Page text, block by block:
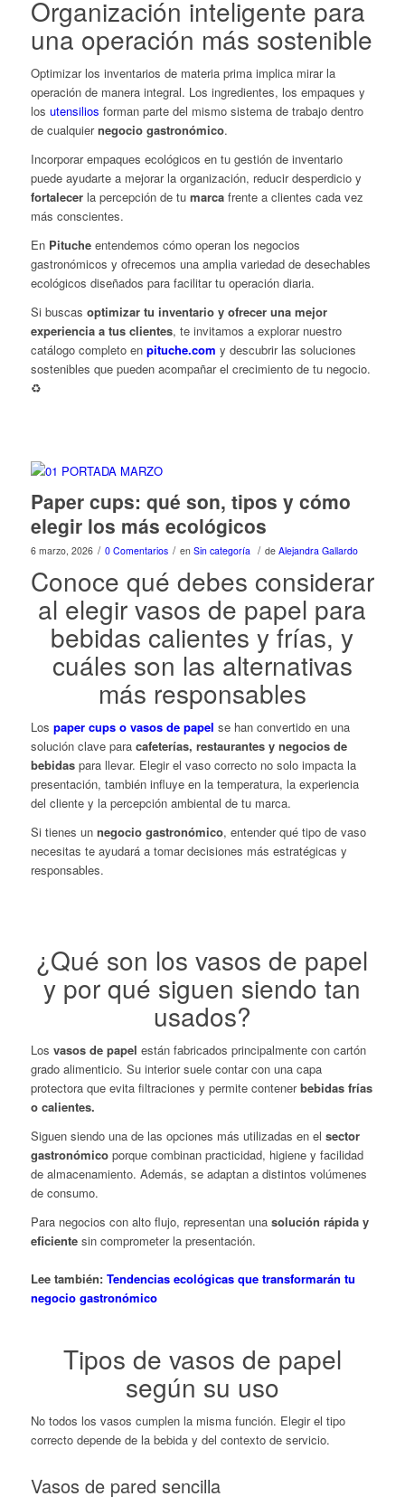
Organización inteligente para
una operación más sostenible
Optimizar los inventarios de materia prima implica mirar la
operación de manera integral. Los ingredientes, los empaques y
los utensilios forman parte del mismo sistema de trabajo dentro
de cualquiernegocio gastronómico.
Incorporar empaques ecológicos en tu gestión de inventario
puede ayudarte a mejorar la organización, reducir desperdicio y
fortalecer la percepción de tu marcafrente a clientes cada vez
más conscientes.
En Pituche entendemos cómo operan los negocios
gastronómicos y ofrecemos una amplia variedad de desechables
ecológicos diseñados para facilitar tu operación diaria.
Si buscas optimizar tu inventario y ofrecer una mejor
experiencia a tus clientes, te invitamos a explorar nuestro
catálogo completo en pituche.com y descubrir las soluciones
sostenibles que pueden acompañar el crecimiento de tu negocio.
♻️
Paper cups: qué son, tipos y cómo
elegir los más ecológicos
6 marzo, 2026 / 0 Comentarios / en Sin categoría / de Alejandra Gallardo
Conoce qué debes considerar
al elegir vasos de papel para
bebidas calientes y frías, y
cuáles son las alternativas
más responsables
Los paper cupso vasos de papel se han convertido en una
solución clave para cafeterías, restaurantes y negocios de
bebidaspara llevar. Elegir el vaso correcto no solo impacta la
presentación, también influye en la temperatura, la experiencia
del cliente y la percepción ambiental de tu marca.
Si tienes unnegocio gastronómico, entender qué tipo de vaso
necesitas te ayudará a tomar decisiones más estratégicas y
responsables.
¿Qué son los vasos de papel
y por qué siguen siendo tan
usados?
Los vasos de papel están fabricados principalmente con cartón
grado alimenticio. Su interior suele contar con una capa
protectora que evita filtraciones y permite contenerbebidas frías
o calientes.
Siguen siendo una de las opciones más utilizadas en el sector
gastronómicoporque combinan practicidad, higiene y facilidad
de almacenamiento. Además, se adaptan a distintos volúmenes
de consumo.
Para negocios con alto flujo, representan una solución rápida y
eficiente sin comprometer la presentación.
Lee también:Tendencias ecológicas que transformarán tu
negocio gastronómico
Tipos de vasos de papel
según su uso
No todos los vasos cumplen la misma función. Elegir el tipo
correcto depende de la bebida y del contexto de servicio.
Vasos de pared sencilla